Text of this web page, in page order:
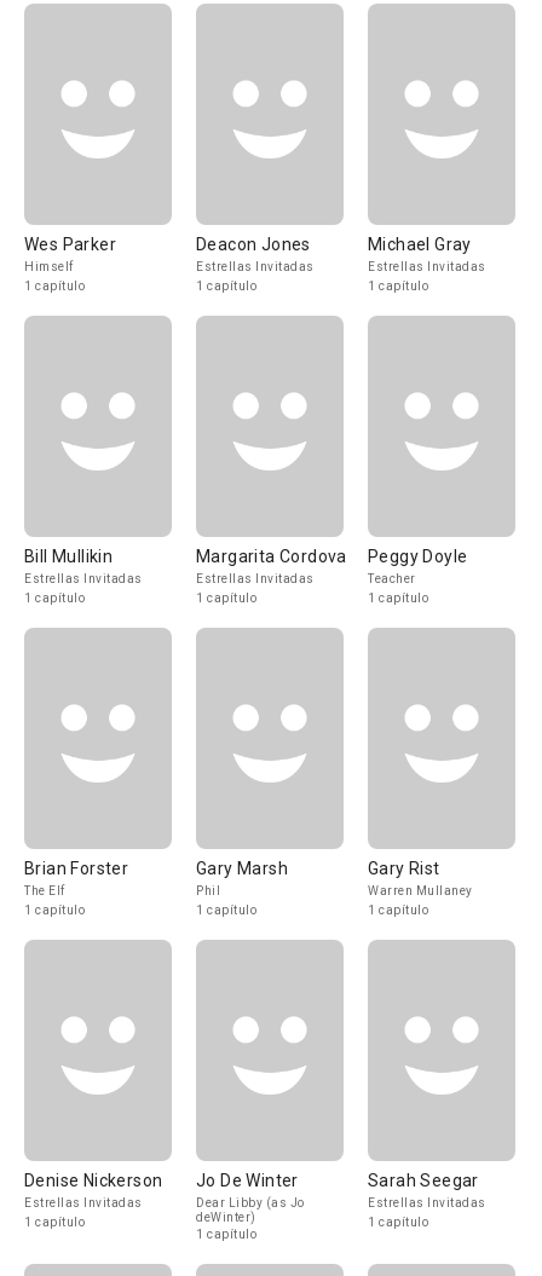
Wes Parker
Himself
1 capítulo
Deacon Jones
Estrellas Invitadas
1 capítulo
Michael Gray
Estrellas Invitadas
1 capítulo
Bill Mullikin
Estrellas Invitadas
1 capítulo
Margarita Cordova
Estrellas Invitadas
1 capítulo
Peggy Doyle
Teacher
1 capítulo
Brian Forster
The Elf
1 capítulo
Gary Marsh
Phil
1 capítulo
Gary Rist
Warren Mullaney
1 capítulo
Denise Nickerson
Estrellas Invitadas
1 capítulo
Jo De Winter
Dear Libby (as Jo
deWinter)
1 capítulo
Sarah Seegar
Estrellas Invitadas
1 capítulo